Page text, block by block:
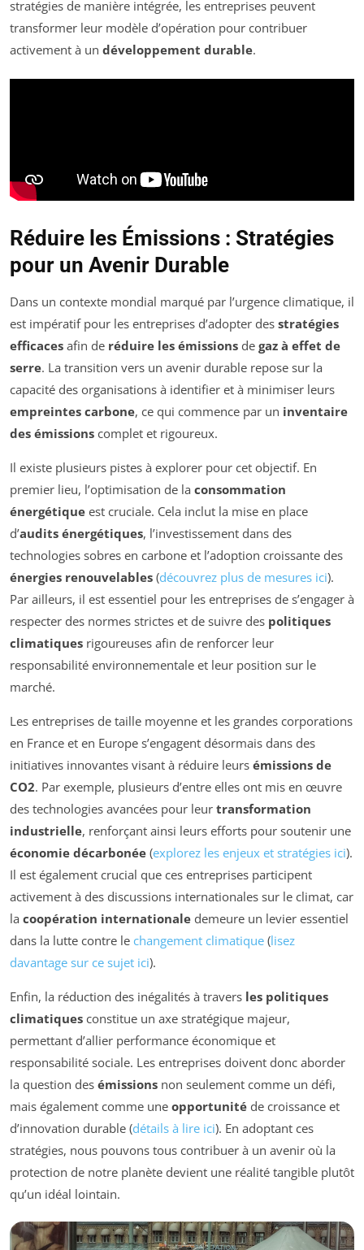
stratégies de manière intégrée, les entreprises peuvent
transformer leur modèle d’opération pour contribuer
activement à un développement durable.
Réduire les Émissions : Stratégies
pour un Avenir Durable
Dans un contexte mondial marqué par l’urgence climatique, il
est impératif pour les entreprises d’adopter des stratégies
efficaces afin de réduire les émissions de gaz à effet de
serre. La transition vers un avenir durable repose sur la
capacité des organisations à identifier et à minimiser leurs
empreintes carbone, ce qui commence par un inventaire
des émissions complet et rigoureux.
Il existe plusieurs pistes à explorer pour cet objectif. En
premier lieu, l’optimisation de la consommation
énergétique est cruciale. Cela inclut la mise en place
d’audits énergétiques, l’investissement dans des
technologies sobres en carbone et l’adoption croissante des
énergies renouvelables (découvrez plus de mesures ici).
Par ailleurs, il est essentiel pour les entreprises de s’engager à
respecter des normes strictes et de suivre des politiques
climatiques rigoureuses afin de renforcer leur
responsabilité environnementale et leur position sur le
marché.
Les entreprises de taille moyenne et les grandes corporations
en France et en Europe s’engagent désormais dans des
initiatives innovantes visant à réduire leurs émissions de
CO2. Par exemple, plusieurs d’entre elles ont mis en œuvre
des technologies avancées pour leur transformation
industrielle, renforçant ainsi leurs efforts pour soutenir une
économie décarbonée (explorez les enjeux et stratégies ici).
Il est également crucial que ces entreprises participent
activement à des discussions internationales sur le climat, car
la coopération internationale demeure un levier essentiel
dans la lutte contre le changement climatique (lisez
davantage sur ce sujet ici).
Enfin, la réduction des inégalités à travers les politiques
climatiques constitue un axe stratégique majeur,
permettant d’allier performance économique et
responsabilité sociale. Les entreprises doivent donc aborder
la question des émissions non seulement comme un défi,
mais également comme une opportunité de croissance et
d’innovation durable (détails à lire ici). En adoptant ces
stratégies, nous pouvons tous contribuer à un avenir où la
protection de notre planète devient une réalité tangible plutôt
qu’un idéal lointain.